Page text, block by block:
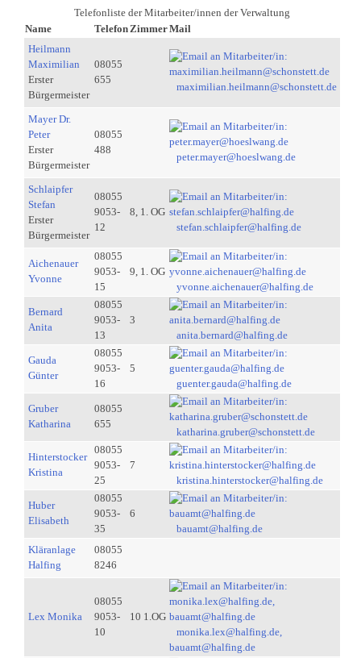
Telefonliste der Mitarbeiter/innen der Verwaltung
Name
Telefon ZimmerMail
Heilmann
Maximilian
Erster
Bürgermeister
08055
655
maximilian.heilmann@schonstett.de
Mayer Dr.
Peter
Erster
Bürgermeister
08055
488
peter.mayer@hoeslwang.de
Schlaipfer
Stefan
Erster
Bürgermeister
08055
9053-
12
8, 1. OG
stefan.schlaipfer@halfing.de
Aichenauer
Yvonne
08055
9053-
15
9, 1. OG
yvonne.aichenauer@halfing.de
Bernard
Anita
08055
9053-
13
3
anita.bernard@halfing.de
Gauda
Günter
08055
9053-
16
5
guenter.gauda@halfing.de
Gruber
Katharina
08055
655
katharina.gruber@schonstett.de
Hinterstocker
Kristina
08055
9053-
25
7
kristina.hinterstocker@halfing.de
Huber
Elisabeth
08055
9053-
35
6
bauamt@halfing.de
Kläranlage
Halfing
08055
8246
Lex Monika
08055
9053-
10
10 1.OG
monika.lex@halfing.de,
bauamt@halfing.de